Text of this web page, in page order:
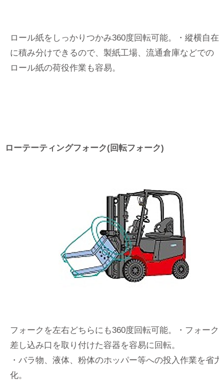
ロール紙をしっかりつかみ360度回転可能。・縱横自在
に積み分けできるので、製紙工場、流通倉庫などでの
ロール紙の荷役作業も容易。
ローテーティングフォーク(回転フォーク)
フォークを左右どちらにも360度回転可能。・フォーク
差し込み口を取り付けた容器を容易に回転。
・バラ物、液体、粉体のホッパー等への投入作業を省力
化。